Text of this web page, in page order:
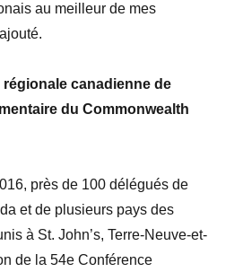
au meilleur de mes
canadienne de
du Commonwealth
près de 100 délégués de
et de plusieurs pays des
à St. John’s, Terre-Neuve-et-
de la 54e Conférence